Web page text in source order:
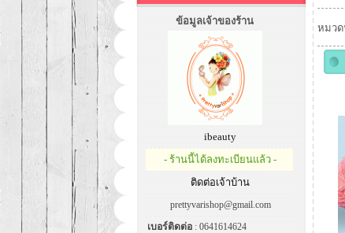
ข้อมูลเจ้าของร้าน
ibeauty
- ร้านนี้ได้ลงทะเบียนแล้ว -
ติดต่อเจ้าบ้าน
prettyvarishop@gmail.com
เบอร์ติดต่อ : 0641614624
หมว